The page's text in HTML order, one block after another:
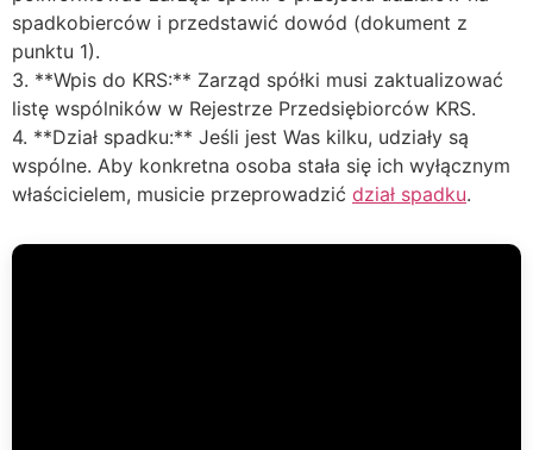
spadkobierców i przedstawić dowód (dokument z
punktu 1).
3. **Wpis do KRS:** Zarząd spółki musi zaktualizować
listę wspólników w Rejestrze Przedsiębiorców KRS.
4. **Dział spadku:** Jeśli jest Was kilku, udziały są
wspólne. Aby konkretna osoba stała się ich wyłącznym
właścicielem, musicie przeprowadzić dział spadku.